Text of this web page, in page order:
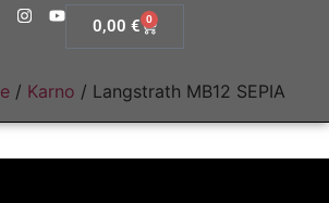
0,00 € 0
/ Karno / Langstrath MB12 SEPIA